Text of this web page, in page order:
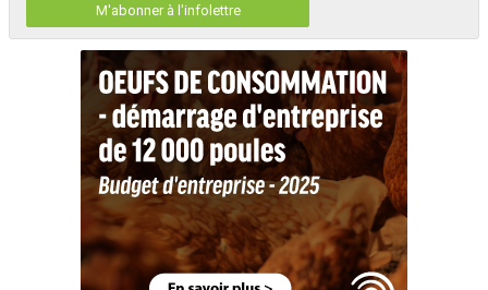
M'abonner à l'infolettre